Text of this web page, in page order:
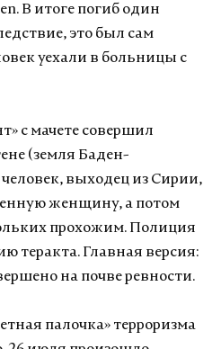
В итоге погиб один
это был сам
уехали в больницы с
с мачете совершил
(земля Баден-
выходец из Сирии,
женщину, а потом
прохожим. Полиция
теракта. Главная версия:
на почве ревности.
палочка» терроризма